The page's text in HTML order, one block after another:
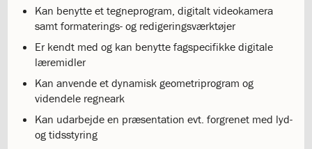
hen?
3.0:
Elev
ISJ
3.1:
SFO
Liljen
3.2:
En
skole
med
Kan benytte et tegneprogram, digitalt videokamera
samt formaterings- og redigeringsværktøjer
Er kendt med og kan benytte fagspecifikke digitale
læremidler
Kan anvende et dynamisk geometriprogram og
videndele regneark
Kan udarbejde en præsentation evt. forgrenet med lyd-
og tidsstyring